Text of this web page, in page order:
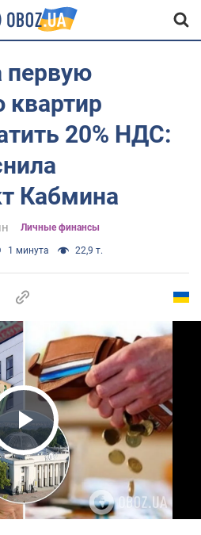
первую
квартир
20% НДС:
Кабмина
Личные финансы
1 минута 22,9 т.
Video